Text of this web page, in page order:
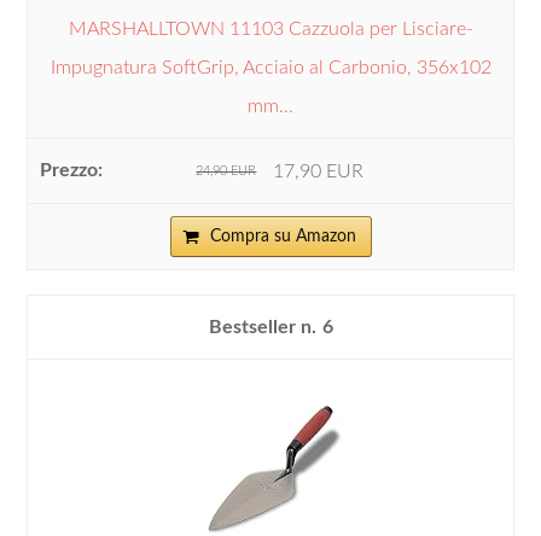
MARSHALLTOWN 11103 Cazzuola per Lisciare-
Impugnatura SoftGrip, Acciaio al Carbonio, 356x102
mm...
24,90 EUR 17,90 EUR
Compra su Amazon
6